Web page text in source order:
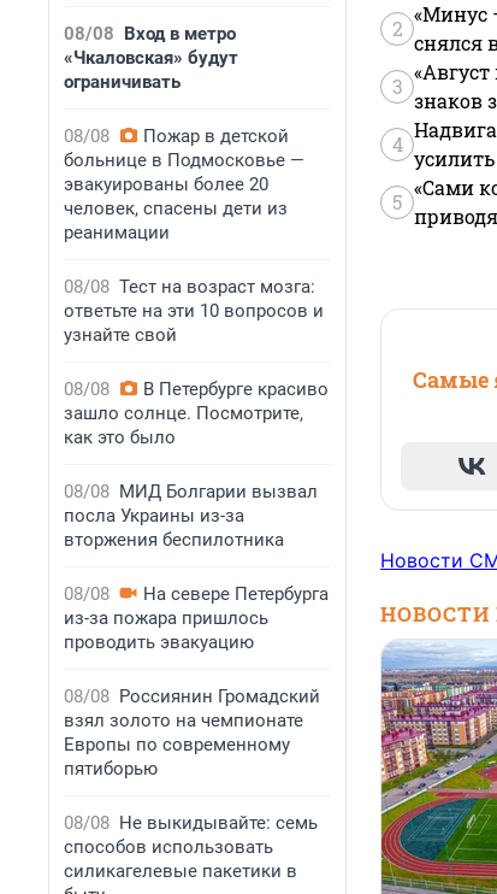
08/08 Вход в метро
«Чкаловская» будут
ограничивать
08/08
Пожар в детской
больнице в Подмосковье —
эвакуированы более 20
человек, спасены дети из
реанимации
08/08 Тест на возраст мозга:
ответьте на эти 10 вопросов и
узнайте свой
08/08
В Петербурге красиво
зашло солнце. Посмотрите,
как это было
08/08 МИД Болгарии вызвал
посла Украины из-за
вторжения беспилотника
08/08
На севере Петербурга
из-за пожара пришлось
проводить эвакуацию
08/08 Россиянин Громадский
взял золото на чемпионате
Европы по современному
пятиборью
08/08 Не выкидывайте: семь
способов использовать
силикагелевые пакетики в
2
«Минус
снялся
3
знаков
4
5
«Сами
Самые
Новости